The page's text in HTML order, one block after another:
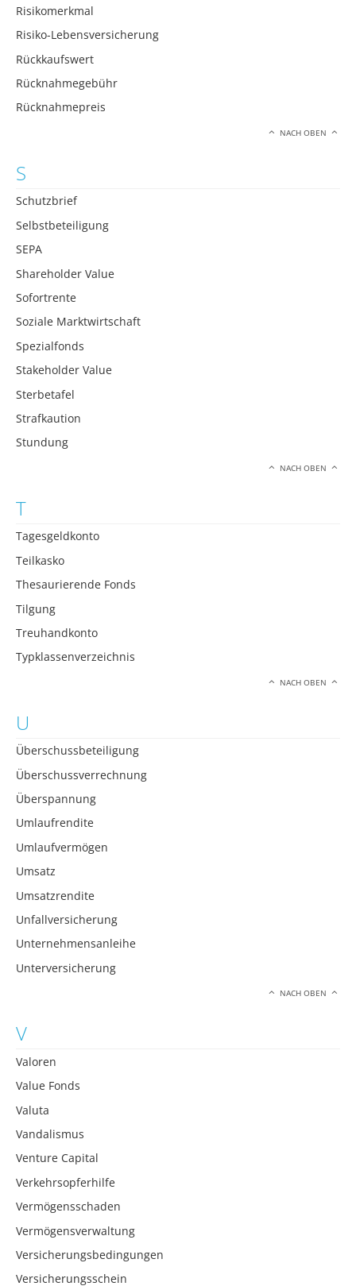
Risikomerkmal
Risiko-Lebensversicherung
Rückkaufswert
Rücknahmegebühr
Rücknahmepreis
NACH OBEN
S
Schutzbrief
Selbstbeteiligung
SEPA
Shareholder Value
Sofortrente
Soziale Marktwirtschaft
Spezialfonds
Stakeholder Value
Sterbetafel
Strafkaution
Stundung
NACH OBEN
T
Tagesgeldkonto
Teilkasko
Thesaurierende Fonds
Tilgung
Treuhandkonto
Typklassenverzeichnis
NACH OBEN
U
Überschussbeteiligung
Überschussverrechnung
Überspannung
Umlaufrendite
Umlaufvermögen
Umsatz
Umsatzrendite
Unfallversicherung
Unternehmensanleihe
Unterversicherung
NACH OBEN
V
Valoren
Value Fonds
Valuta
Vandalismus
Venture Capital
Verkehrsopferhilfe
Vermögensschaden
Vermögensverwaltung
Versicherungsbedingungen
Versicherungsschein